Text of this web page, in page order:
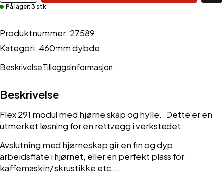
959 kr.
890 kr.
kombinasjon
antall
På lager: 3 stk
Produktnummer: 27589
Kategori: 460mm dybde
BeskrivelseTilleggsinformasjon
Beskrivelse
Flex 291 modul med hjørne skap og hylle. Dette er en
utmerket løsning for en rettvegg i verkstedet.
Avslutning med hjørneskap gir en fin og dyp
arbeidsflate i hjørnet, eller en perfekt plass for
kaffemaskin/ skrustikke etc…..